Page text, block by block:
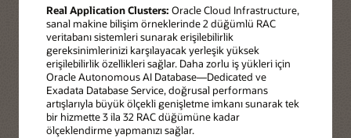
Real Application Clusters: Oracle Cloud Infrastructure,
sanal makine bilişim örneklerinde 2 düğümlü RAC
veritabanı sistemleri sunarak erişilebilirlik
gereksinimlerinizi karşılayacak yerleşik yüksek
erişilebilirlik özellikleri sağlar. Daha zorlu iş yükleri için
Oracle Autonomous AI Database—Dedicated ve
Exadata Database Service, doğrusal performans
artışlarıyla büyük ölçekli genişletme imkanı sunarak tek
bir hizmette 3 ila 32 RAC düğümüne kadar
ölçeklendirme yapmanızı sağlar.